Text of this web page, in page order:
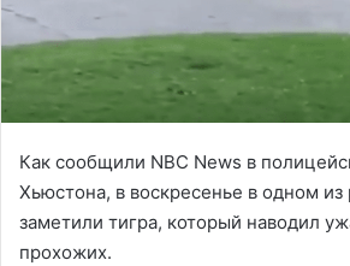
Как сообщили NBC News в
Хьюстона, в воскресенье в одном
заметили тигра, который наводил
прохожих.